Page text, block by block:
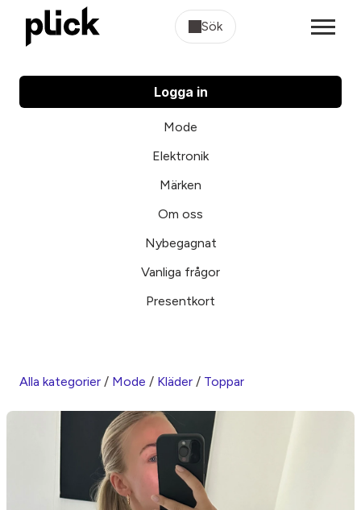
Sök
Logga in
Mode
Elektronik
Märken
Om oss
Nybegagnat
Vanliga frågor
Presentkort
Alla kategorier / Mode / Kläder / Toppar